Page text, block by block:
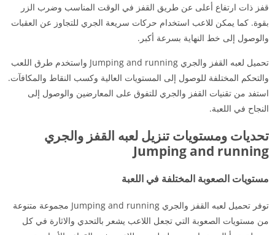
قفز ذات ارتفاع أعلى عن طريق القفز في الوقت المناسب وضرب الزر
بقوة. كما يمكن للاعب استخدام حركات سريعة الجري للتجاوز عن العقبات
والوصول إلى خط النهاية بسرعة أكبر.
تحميل لعبه القفز والجري Jumping and running واستخدم طرق اللعب
والتحكم المختلفة للوصول إلى المستويات العالية وكسب النقاط والمكافآت.
استفد من تقنيات القفز والجري للتفوق على المعارضين والوصول إلى
النجاح في اللعبة.
تحديات ومستويات تنزيل لعبه القفز والجري
Jumping and running
مستويات الصعوبة المختلفة في اللعبة
توفر تحميل لعبه القفز والجري Jumping and running مجموعة متنوعة
من مستويات الصعوبة التي تجعل اللاعب يشعر بالتحدي والاثارة في كل